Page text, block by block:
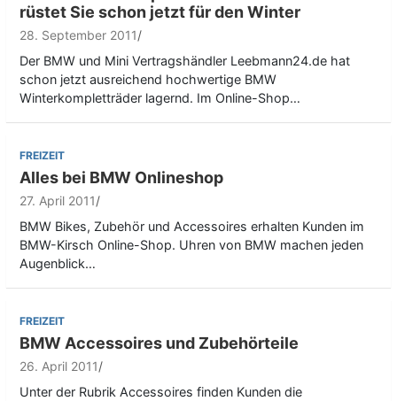
rüstet Sie schon jetzt für den Winter
28. September 2011
Der BMW und Mini Vertragshändler Leebmann24.de hat
schon jetzt ausreichend hochwertige BMW
Winterkompletträder lagernd. Im Online-Shop…
FREIZEIT
Alles bei BMW Onlineshop
27. April 2011
BMW Bikes, Zubehör und Accessoires erhalten Kunden im
BMW-Kirsch Online-Shop. Uhren von BMW machen jeden
Augenblick…
FREIZEIT
BMW Accessoires und Zubehörteile
26. April 2011
Unter der Rubrik Accessoires finden Kunden die